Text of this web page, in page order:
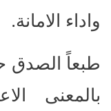
واداء الامانة.
طبعاً الصدق
بالمعنى